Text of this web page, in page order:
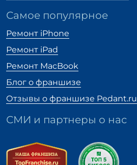
Самое популярное
Ремонт iPhone
Ремонт iPad
Ремонт MacBook
Блог о франшизе
Отзывы о франшизе Pedant.ru
СМИ и партнеры о нас